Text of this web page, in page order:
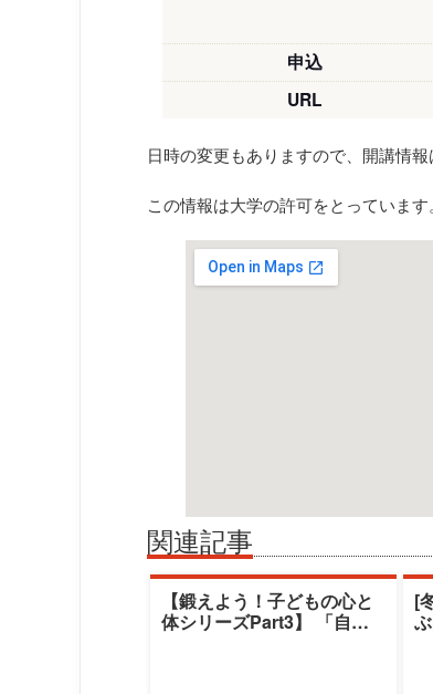
申込
URL
日時の変更もありますので、開講情
この情報は大学の許可をとっています。
関連記事
【鍛えよう！子どもの心と
体シリーズPart3】 「自閉
[